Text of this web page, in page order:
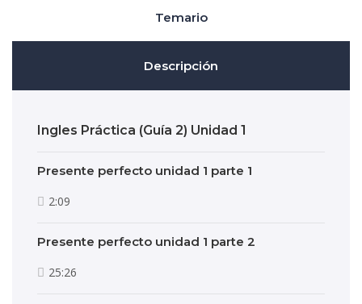
Temario
Descripción
Ingles Práctica (Guía 2) Unidad 1
Presente perfecto unidad 1 parte 1
2:09
Presente perfecto unidad 1 parte 2
25:26